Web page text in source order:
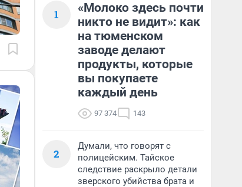
1
«Молоко здесь почти
никто не видит»: как
на тюменском
заводе делают
продукты, которые
вы покупаете
каждый день
97 374 143
2
Думали, что говорят с
полицейским. Тайское
следствие раскрыло детали
зверского убийства брата и